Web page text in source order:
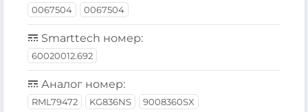
0067504 0067504
Smarttech номер:
60020012.692
Аналог номер:
RML79472 KG836NS 9008360SX